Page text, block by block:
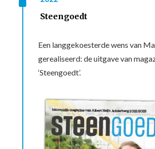
Steengoedt
Een langgekoesterde wens van
gerealiseerd: de uitgave van
‘Steengoedt’.